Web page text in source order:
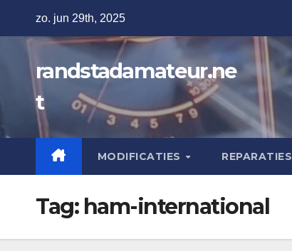
inhoud
zo. jun 29th, 2025
randstadamateur.ne
t
MODIFICATIES REPARATIES
Tag: ham-international